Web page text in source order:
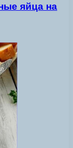
яйца на